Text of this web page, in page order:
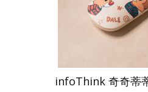
infoThink 奇奇蒂